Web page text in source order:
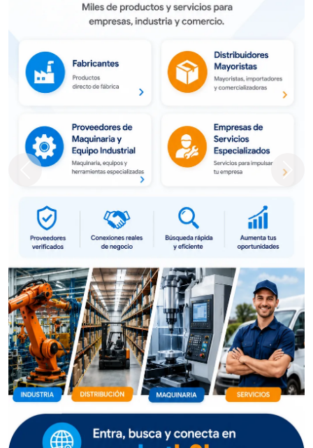
Next